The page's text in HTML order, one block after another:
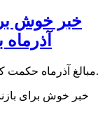
خبر خوش
مبالغ آذرماه حکمت کارت بازنشستگان نیرو‌های مسلح پرداخت شد.